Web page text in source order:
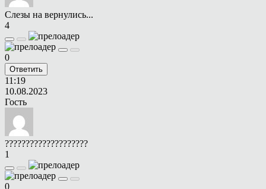
Слезы на вернулись...
4
0
Ответить
11:19
10.08.2023
Гость
????????????????????
1
0